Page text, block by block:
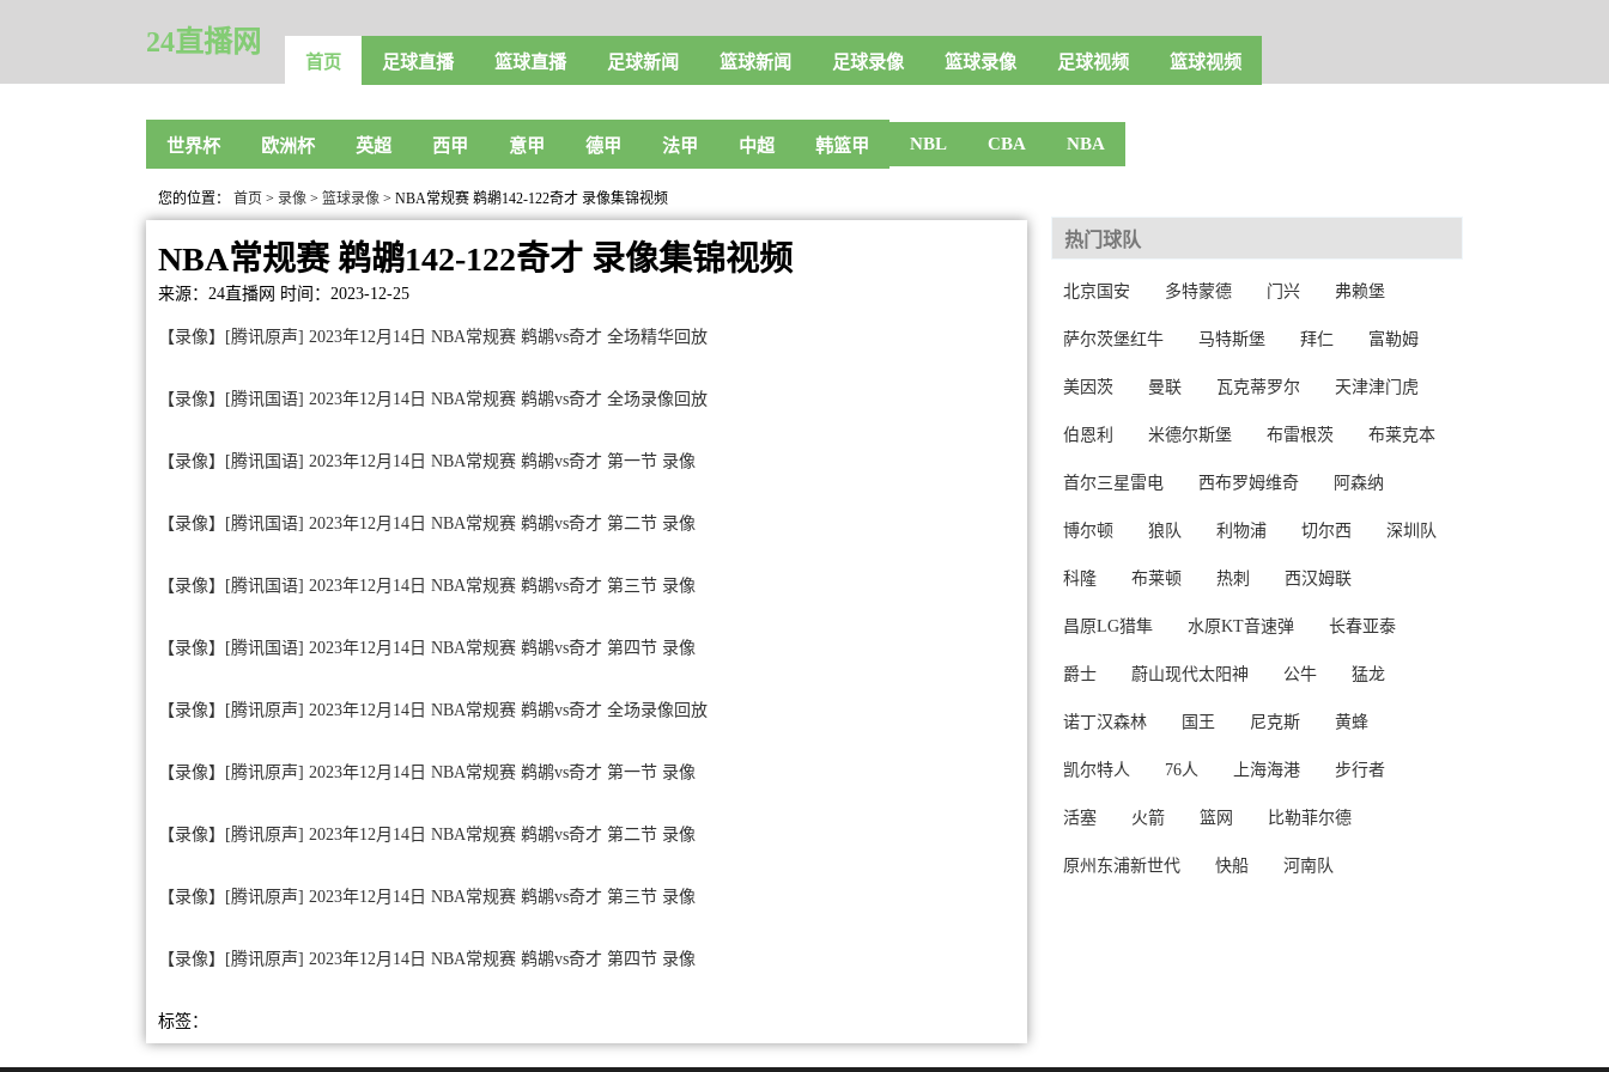
24直播网
首页 足球直播 篮球直播 足球新闻 篮球新闻 足球录像 篮球录像 足球视频 篮球视频
世界杯 欧洲杯 英超 西甲 意甲 德甲 法甲 中超 韩篮甲 NBL CBA NBA
您的位置： 首页 > 录像 > 篮球录像 > NBA常规赛 鹈鹕142-122奇才 录像集锦视频
NBA常规赛 鹈鹕142-122奇才 录像集锦视频
来源：24直播网 时间：2023-12-25
【录像】[腾讯原声] 2023年12月14日 NBA常规赛 鹈鹕vs奇才 全场精华回放
【录像】[腾讯国语] 2023年12月14日 NBA常规赛 鹈鹕vs奇才 全场录像回放
【录像】[腾讯国语] 2023年12月14日 NBA常规赛 鹈鹕vs奇才 第一节 录像
【录像】[腾讯国语] 2023年12月14日 NBA常规赛 鹈鹕vs奇才 第二节 录像
【录像】[腾讯国语] 2023年12月14日 NBA常规赛 鹈鹕vs奇才 第三节 录像
【录像】[腾讯国语] 2023年12月14日 NBA常规赛 鹈鹕vs奇才 第四节 录像
【录像】[腾讯原声] 2023年12月14日 NBA常规赛 鹈鹕vs奇才 全场录像回放
【录像】[腾讯原声] 2023年12月14日 NBA常规赛 鹈鹕vs奇才 第一节 录像
【录像】[腾讯原声] 2023年12月14日 NBA常规赛 鹈鹕vs奇才 第二节 录像
【录像】[腾讯原声] 2023年12月14日 NBA常规赛 鹈鹕vs奇才 第三节 录像
【录像】[腾讯原声] 2023年12月14日 NBA常规赛 鹈鹕vs奇才 第四节 录像
标签：
热门球队
北京国安 多特蒙德 门兴 弗赖堡
萨尔茨堡红牛 马特斯堡 拜仁 富勒姆
美因茨 曼联 瓦克蒂罗尔 天津津门虎
伯恩利 米德尔斯堡 布雷根茨 布莱克本
首尔三星雷电 西布罗姆维奇 阿森纳
博尔顿 狼队 利物浦 切尔西 深圳队
科隆 布莱顿 热刺 西汉姆联
昌原LG猎隼 水原KT音速弹 长春亚泰
爵士 蔚山现代太阳神 公牛 猛龙
诺丁汉森林 国王 尼克斯 黄蜂
凯尔特人 76人 上海海港 步行者
活塞 火箭 篮网 比勒菲尔德
原州东浦新世代 快船 河南队